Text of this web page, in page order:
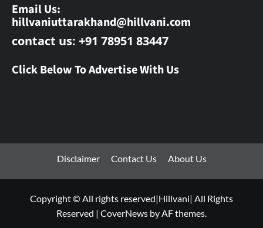
Email Us:
hillvaniuttarakhand@hillvani.com
contact us: +91 78951 83447
Click Below To Advertise With Us
Disclaimer Contact Us About Us
Copyright © All rights reserved|Hillvani| All Rights
Reserved | CoverNews by AF themes.